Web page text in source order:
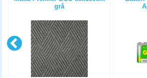
grå